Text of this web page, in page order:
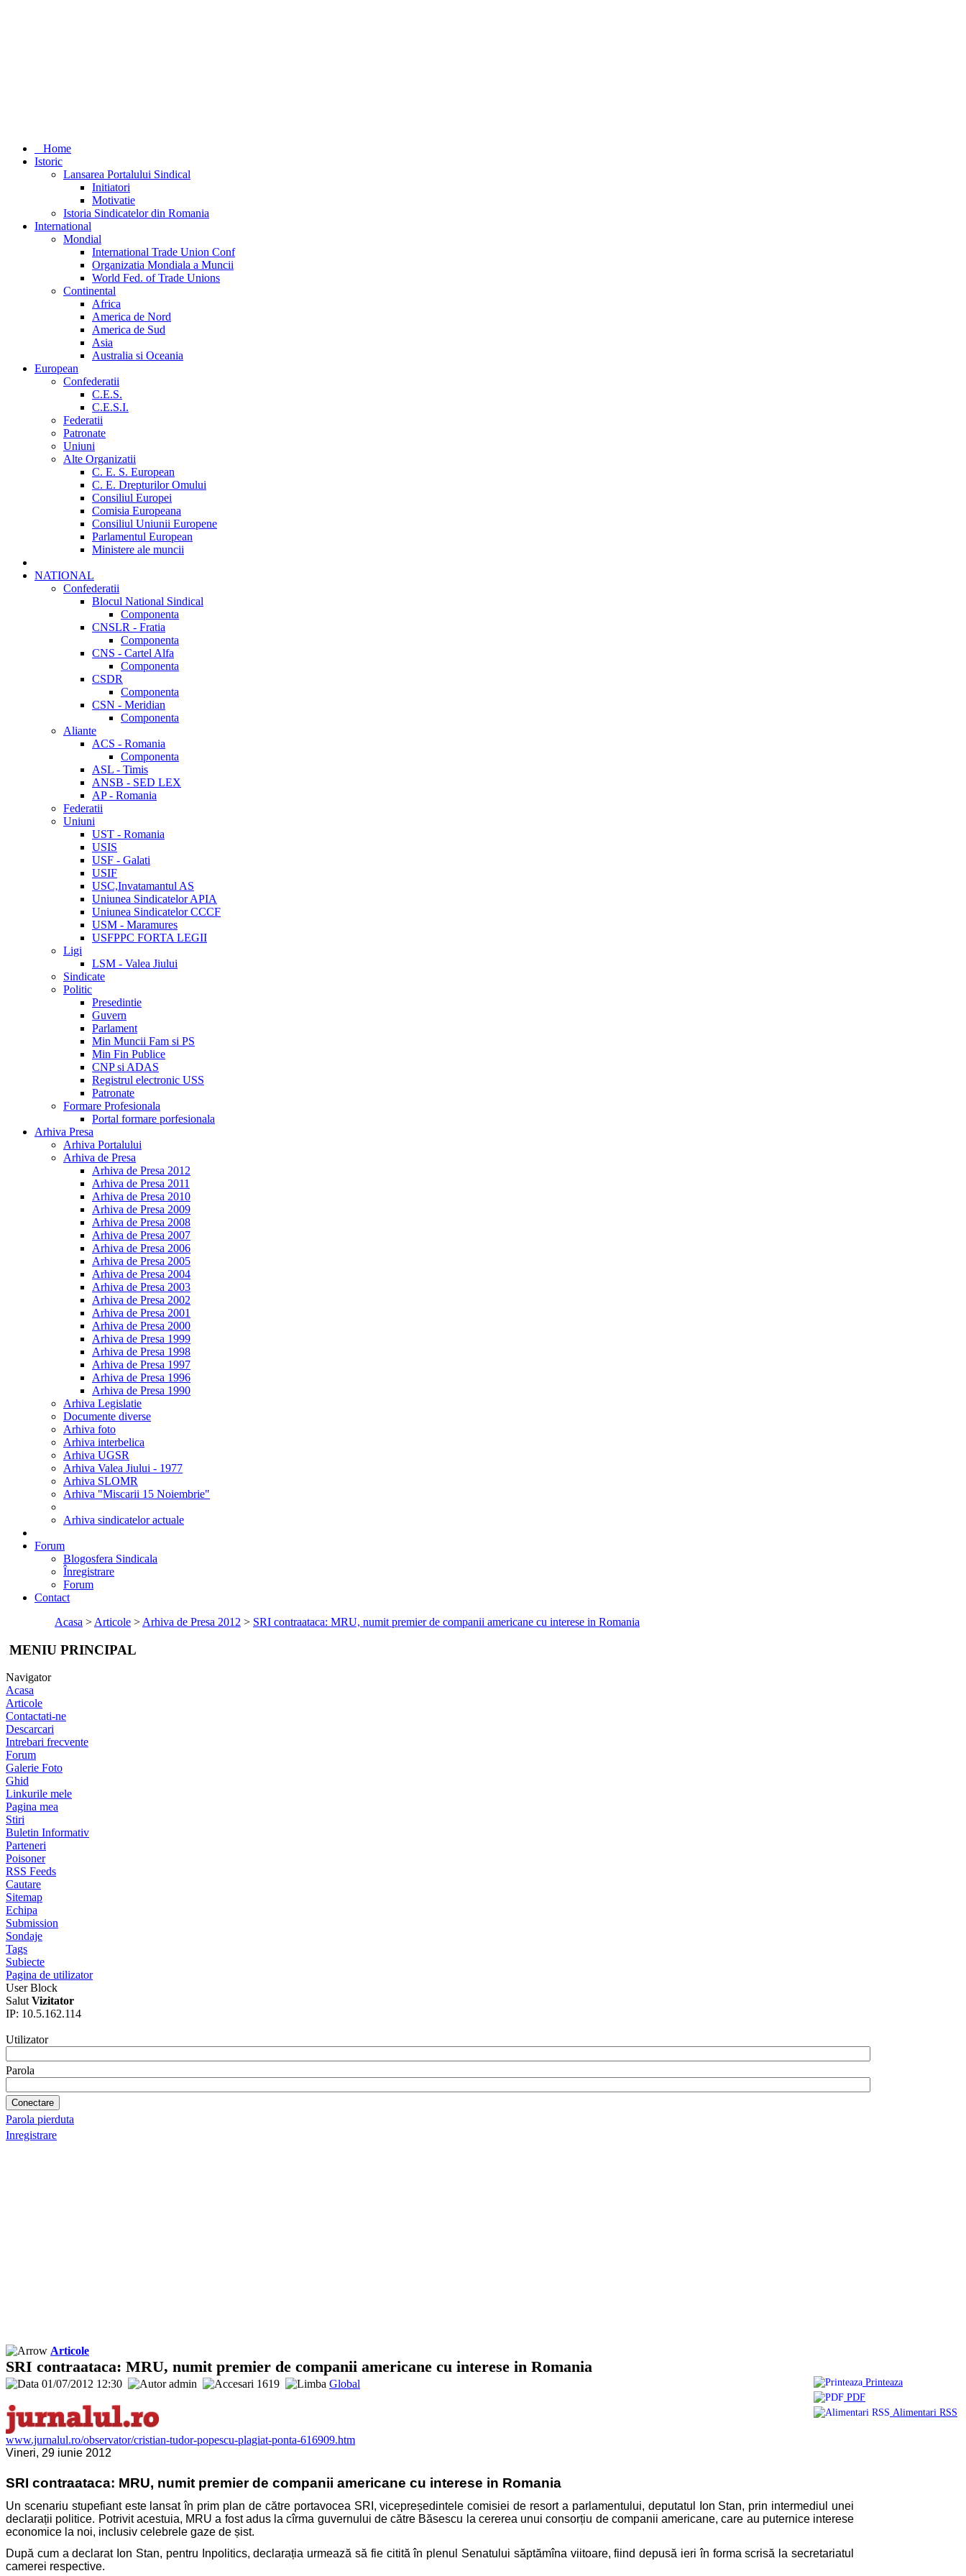
Home
Istoric
Lansarea Portalului Sindical
Initiatori
Motivatie
Istoria Sindicatelor din Romania
International
Mondial
International Trade Union Conf
Organizatia Mondiala a Muncii
World Fed. of Trade Unions
Continental
Africa
America de Nord
America de Sud
Asia
Australia si Oceania
European
Confederatii
C.E.S.
C.E.S.I.
Federatii
Patronate
Uniuni
Alte Organizatii
C. E. S. European
C. E. Drepturilor Omului
Consiliul Europei
Comisia Europeana
Consiliul Uniunii Europene
Parlamentul European
Ministere ale muncii
NATIONAL
Confederatii
Blocul National Sindical
Componenta
CNSLR - Fratia
Componenta
CNS - Cartel Alfa
Componenta
CSDR
Componenta
CSN - Meridian
Componenta
Aliante
ACS - Romania
Componenta
ASL - Timis
ANSB - SED LEX
AP - Romania
Federatii
Uniuni
UST - Romania
USIS
USF - Galati
USIF
USC,Invatamantul AS
Uniunea Sindicatelor APIA
Uniunea Sindicatelor CCCF
USM - Maramures
USFPPC FORTA LEGII
Ligi
LSM - Valea Jiului
Sindicate
Politic
Presedintie
Guvern
Parlament
Min Muncii Fam si PS
Min Fin Publice
CNP si ADAS
Registrul electronic USS
Patronate
Formare Profesionala
Portal formare porfesionala
Arhiva Presa
Arhiva Portalului
Arhiva de Presa
Arhiva de Presa 2012
Arhiva de Presa 2011
Arhiva de Presa 2010
Arhiva de Presa 2009
Arhiva de Presa 2008
Arhiva de Presa 2007
Arhiva de Presa 2006
Arhiva de Presa 2005
Arhiva de Presa 2004
Arhiva de Presa 2003
Arhiva de Presa 2002
Arhiva de Presa 2001
Arhiva de Presa 2000
Arhiva de Presa 1999
Arhiva de Presa 1998
Arhiva de Presa 1997
Arhiva de Presa 1996
Arhiva de Presa 1990
Arhiva Legislatie
Documente diverse
Arhiva foto
Arhiva interbelica
Arhiva UGSR
Arhiva Valea Jiului - 1977
Arhiva SLOMR
Arhiva "Miscarii 15 Noiembrie"
Arhiva sindicatelor actuale
Forum
Blogosfera Sindicala
Înregistrare
Forum
Contact
Acasa > Articole > Arhiva de Presa 2012 > SRI contraataca: MRU, numit premier de companii americane cu interese in Romania
MENIU PRINCIPAL
Navigator
Acasa
Articole
Contactati-ne
Descarcari
Intrebari frecvente
Forum
Galerie Foto
Ghid
Linkurile mele
Pagina mea
Stiri
Buletin Informativ
Parteneri
Poisoner
RSS Feeds
Cautare
Sitemap
Echipa
Submission
Sondaje
Tags
Subiecte
Pagina de utilizator
User Block
Salut Vizitator
IP: 10.5.162.114
Utilizator
Parola
Parola pierduta
Inregistrare
Articole
SRI contraataca: MRU, numit premier de companii americane cu interese in Romania
01/07/2012 12:30 admin 1619 Global
Printeaza
PDF
Alimentari RSS
www.jurnalul.ro/observator/cristian-tudor-popescu-plagiat-ponta-616909.htm
Vineri, 29 iunie 2012
SRI contraataca: MRU, numit premier de companii americane cu interese in Romania
Un scenariu stupefiant este lansat în prim plan de către portavocea SRI, vicepreședintele comisiei de resort a parlamentului, deputatul Ion Stan, prin intermediul unei
declarații politice. Potrivit acestuia, MRU a fost adus la cîrma guvernului de către Băsescu la cererea unui consorțiu de companii americane, care au puternice interese
economice la noi, inclusiv celebrele gaze de șist.
După cum a declarat Ion Stan, pentru Inpolitics, declarația urmează să fie citită în plenul Senatului săptămîna viitoare, fiind depusă ieri în forma scrisă la secretariatul
camerei respective.